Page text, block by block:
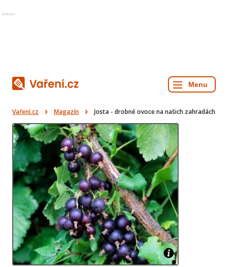
Reklama
Vaření.cz Magazín Josta - drobné ovoce na našich zahradách